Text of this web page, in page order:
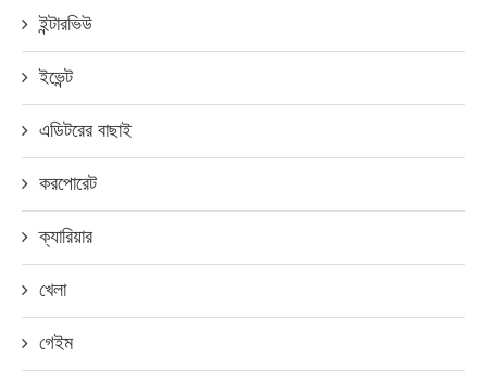
ইন্টারভিউ
ইভেন্ট
এডিটরের বাছাই
করপোরেট
ক্যারিয়ার
খেলা
গেইম